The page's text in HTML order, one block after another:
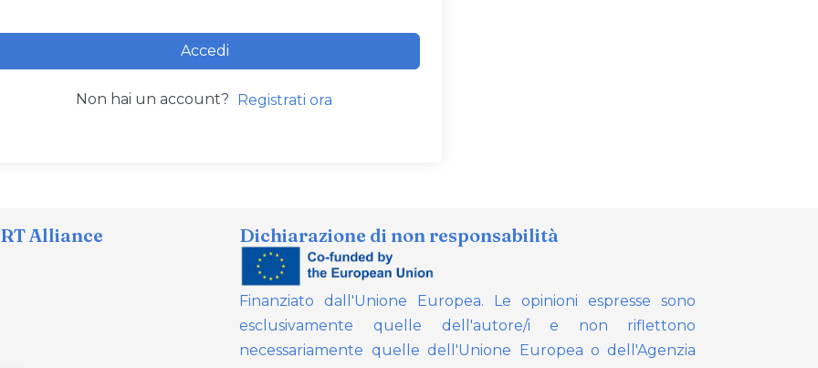
Accedi
Non hai un account? Registrati ora
Alliance Dichiarazione di non responsabilità
Finanziato dall'Unione Europea. Le opinioni espresse sono
esclusivamente quelle dell'autore/i e non riflettono
necessariamente quelle dell'Unione Europea o dell'Agenzia